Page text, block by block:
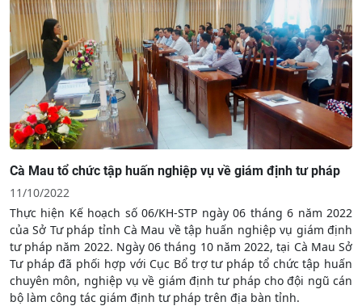
Khánh Hòa đã tổ chức Hội nghị tập huấn, bồi dưỡng kiến thức
pháp luật về giám định tư pháp năm 2022 cho gần 200 giám
định viên tư pháp, người giám định tư pháp theo vụ việc của
các sở, ban, ngành, cơ quan, đơn vị liên quan trên địa bàn
tỉnh. Ông Lương Hùng Minh - Phó Giám đốc Sở Tư pháp dự và
phát biểu khai mạc.
Cà Mau tổ chức tập huấn nghiệp vụ về giám định tư pháp
11/10/2022
Thực hiện Kế hoạch số 06/KH-STP ngày 06 tháng 6 năm 2022
của Sở Tư pháp tỉnh Cà Mau về tập huấn nghiệp vụ giám định
tư pháp năm 2022. Ngày 06 tháng 10 năm 2022, tại Cà Mau Sở
Tư pháp đã phối hợp với Cục Bổ trợ tư pháp tổ chức tập huấn
chuyên môn, nghiệp vụ về giám định tư pháp cho đội ngũ cán
bộ làm công tác giám định tư pháp trên địa bàn tỉnh.